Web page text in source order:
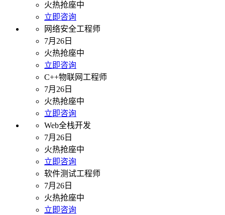
火热抢座中
立即咨询
网络安全工程师
7月26日
火热抢座中
立即咨询
C++物联网工程师
7月26日
火热抢座中
立即咨询
Web全栈开发
7月26日
火热抢座中
立即咨询
软件测试工程师
7月26日
火热抢座中
立即咨询